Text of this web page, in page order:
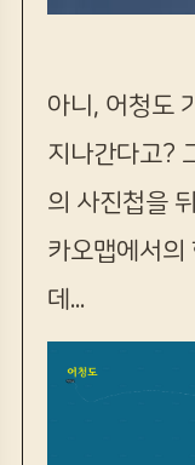
아니, 어청도
지나간다고?
의 사진첩을
카오맵에서의
데...